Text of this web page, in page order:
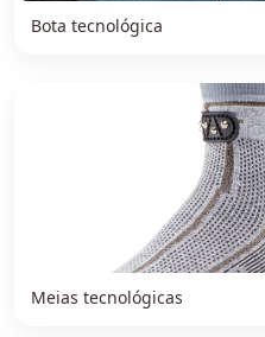
Bota tecnológica
Meias tecnológicas